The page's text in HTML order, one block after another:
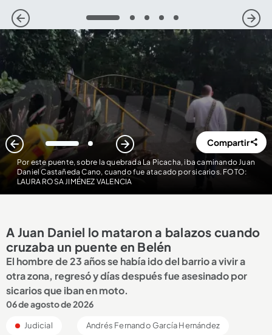
1 2 3 4 5
Por este puente, sobre la quebrada La Picacha, iba caminando Juan
Daniel Castañeda Cano, cuando fue atacado por sicarios. FOTO:
LAURA ROSA JIMÉNEZ VALENCIA
1 2 Compartir
A Juan Daniel lo mataron a balazos cuando
cruzaba un puente en Belén
El hombre de 23 años se había ido del barrio a vivir a
otra zona, regresó y días después fue asesinado por
sicarios que iban en moto.
06 de agosto de 2026
Judicial Andrés Fernando García Hernández